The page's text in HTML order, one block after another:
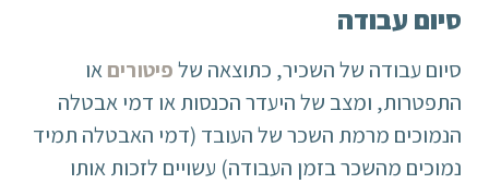
סיום עבודה
סיום עבודה של השכיר, כתוצאה שלפיטוריםאו
התפטרות, ומצב של היעדר הכנסות או דמי אבטלה
הנמוכים מרמת השכר של העובד (דמי האבטלה תמיד
נמוכים מהשכר בזמן העבודה) עשויים לזכות אותו